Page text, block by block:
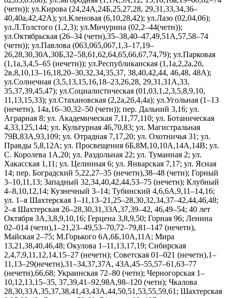
(четн)); ул.Кирова (24,24А,24Б,25,27,28, 29,31,33,34,36–
40,40а,42,42А); ул.Кленовая (6,10,28,42); ул.Лазо (02,04,06);
ул.Л.Толстого (1,2,3); ул.Мичурина (02,2–44(четн));
ул.Октябрьская (26–34 (четн),35–38,40–47,49,51А,57,58–74
(четн)); ул.Павлова (063,065,067,1,3–17,19–
26,28,30,30А,30Б,32–58,61,62,64,65,66,67,74,79); ул.Парковая
(1,1а,3,4,5–65 (нечетн)); ул.Республиканская (1,1а,2,2а,2б,
2в,8,10,13–16,18,20–30,32,34,35,37, 38,40,42,44, 46,48, 48А);
ул.Солнечная (3,5,13,15,16,18–23,26,28, 29,31,31А,33,
35,37,39,45,47); ул.Социалистическая (01,03,1,2,3,5,8,9,10,
11,13,15,33); ул.Стахановская (2,2а,2б,4,4а); ул.Угольная (1–13
(нечетн), 14а,16–30,32–50 (четн)); пер. Дальний 3,16; ул.
Аграрная 8; ул. Академическая 7,11,77,110; ул. Ботаническая
4,33,125,144; ул. Культурная 46,70,83; ул. Магистральная
79В,83А,93,109; ул. Отрадная 7,17,20; ул. Охотничья 31; ул.
Правды 5,8,12А; ул. Просвещения 6Б,8М,10,10А,14А,14В; ул.
С. Королева 1А,20; ул. Раздольная 22; ул. Туманная 2; ул.
Хакасская 1,11; ул. Целинная 6; ул. Январская 7,17; ул. Ясная
14; пер. Боградский 5,22,27–35 (нечетн),38–48 (четн); Горный
3–10,11,13; Западный 32,34,40,42,44,53–75 (нечетн); Клубный
4–8,10,12,14; Кузнечный 3–14; Тубинский 4,6,6А,9,11–14,16;
ул. 1–я Шахтерская 1–11,13–21,25–28,30,32,34,37–42,44,46,48;
2–я Шахтерская 26–28,30,31,33А,37,39–42, 46,49–54; 40 лет
Октября 3А,3,8,9,10,16; Герцена 3,8,9,50; Горная 96; Ленина
02–014 (четн),1–21,23–49,53–70,72–79,81–147 (нечетн),
Майская 2–75; М.Горького 6А,6Б,10А,11А; Мира
13,21,38,40,46,48; Окулова 1–11,13,17,19; Сибирская
2,4,7,9,11,12,14,15–27 (нечетн); Советская 01–021 (нечетн),1–
11,13–29(нечетн),31–34,37,37А, 43А,45–55,57–61,63–77
(нечетн),66,68; Украинская 72–80 (четн); Черногорская 1–
10,12,13,15–35, 37,39,41–92,98А,98–120 (четн); Чкалова
28,30,33А,35,37,38,41,43,43А,44,50,51,53,55,59,61; Шахтерская